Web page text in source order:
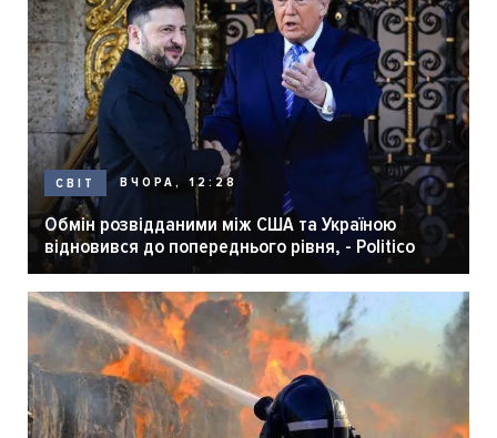
СВІТ ВЧОРА, 12:28
Обмін розвідданими між США та Україною
відновився до попереднього рівня, - Politico